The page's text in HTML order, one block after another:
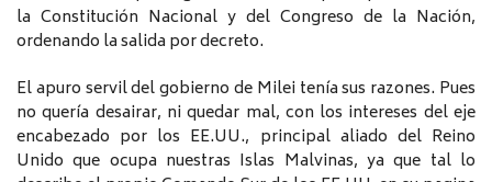
la Constitución Nacional y del Congreso de la Nación,
ordenando la salida por decreto.
El apuro servil del gobierno de Milei tenía sus razones. Pues
no quería desairar, ni quedar mal, con los intereses del eje
encabezado por los EE.UU., principal aliado del Reino
Unido que ocupa nuestras Islas Malvinas, ya que tal lo